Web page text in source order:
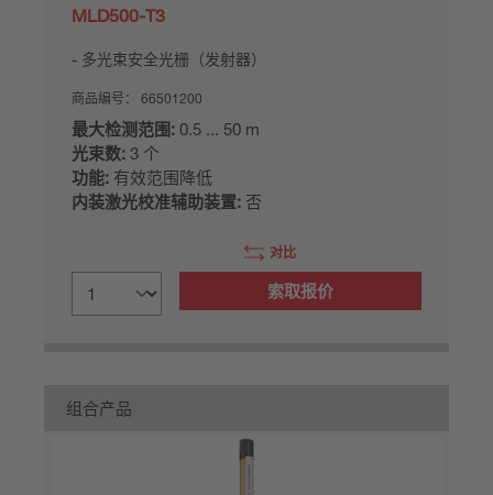
MLD500-T3
多光束安全光栅（发射器）
商品编号： 66501200
最大检测范围: 0.5 ... 50 m
光束数: 3 个
功能: 有效范围降低
内装激光校准辅助装置: 否
对比
索取报价
组合产品